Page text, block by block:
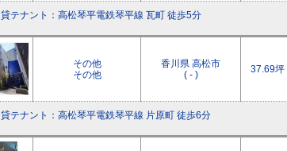
貸テナント：高松琴平電鉄琴平線 瓦町 徒歩5分
その他
その他
香川県 高松市
( - )
37.69坪
貸テナント：高松琴平電鉄琴平線 片原町 徒歩6分